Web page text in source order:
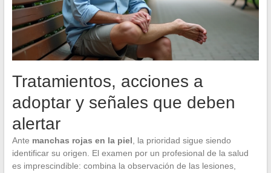
Tratamientos, acciones a
adoptar y señales que deben
alertar
Ante manchas rojas en la piel , la prioridad sigue siendo
identificar su origen. El examen por un profesional de la salud
es imprescindible: combina la observación de las lesiones,